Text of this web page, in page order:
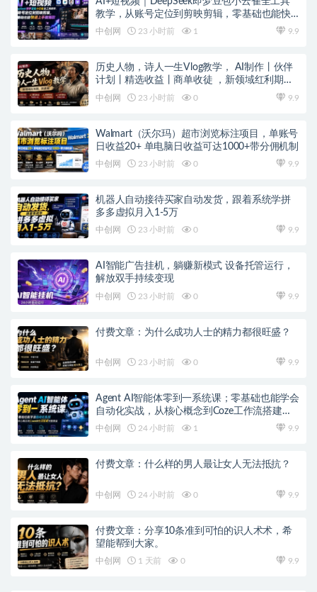
教学，从账号定位到剪映剪辑，零基础也能快
速上手做爆款
中创网 23 小时前 1 9.9
历史人物，诗人一生Vlog教学， AI制作丨伙伴
计划丨精选收益丨商单收徒 ，新领域红利期，
抓紧做
中创网 23 小时前 0 9.9
Walmart（沃尔玛）超市浏览标注项目，单账号
日收益20+ 单电脑日收益可达1000+带分佣机制
中创网 23 小时前 0 9.9
机器人自动接待买家自动发货，跟着系统学拼
多多虚拟月入1-5万
中创网 23 小时前 0 9.9
AI智能广告挂机，躺赚新模式 设备托管运行，
解放双手持续变现
中创网 23 小时前 0 9.9
付费文章：为什么成功人士的精力都很旺盛？
中创网 23 小时前 0 9.9
Agent AI智能体零到一系统课；零基础也能学会
自动化实战，从核心概念到Coze工作流搭建完
整覆盖
中创网 24 小时前 1 9.9
付费文章：什么样的男人最让女人无法抵抗？
中创网 24 小时前 0 9.9
付费文章：分享10条准到可怕的识人术术，希
望能帮到大家。
中创网 1 天前 0 9.9